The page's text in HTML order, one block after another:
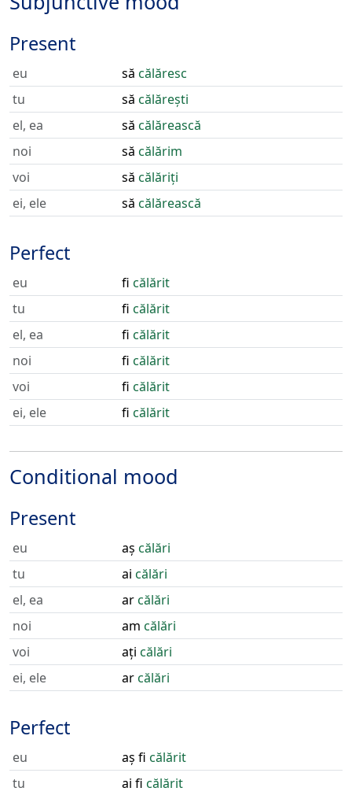
Present
eu să călăresc
tu
să călărești
el, ea
să călărească
noi
să călărim
voi
să călăriți
ei, ele
să călărească
Perfect
eu fi călărit
tu
fi călărit
el, ea
fi călărit
noi
fi călărit
voi
fi călărit
ei, ele
fi călărit
Conditional mood
Present
eu aș călări
tu
ai călări
el, ea
arcălări
noi
am călări
voi
ați călări
ei, ele
arcălări
Perfect
eu aș fi călărit
tu
ai fi călărit